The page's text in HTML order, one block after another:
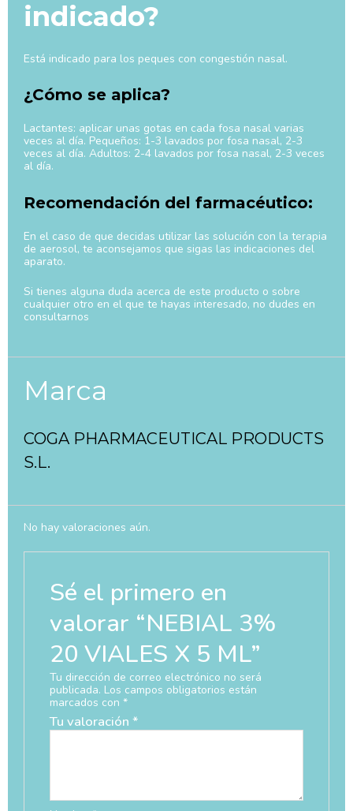
indicado?
Está indicado para los peques con congestión nasal.
¿Cómo se aplica?
Lactantes: aplicar unas gotas en cada fosa nasal varias
veces al día. Pequeños: 1-3 lavados por fosa nasal, 2-3
veces al día. Adultos: 2-4 lavados por fosa nasal, 2-3 veces
al día.
Recomendación del farmacéutico:
En el caso de que decidas utilizar las solución con la terapia
de aerosol, te aconsejamos que sigas las indicaciones del
aparato.
Si tienes alguna duda acerca de este producto o sobre
cualquier otro en el que te hayas interesado, no dudes en
consultarnos
Marca
COGA PHARMACEUTICAL PRODUCTS
S.L.
No hay valoraciones aún.
Sé el primero en
valorar “NEBIAL 3%
20 VIALES X 5 ML”
Tu dirección de correo electrónico no será
publicada. Los campos obligatorios están
marcados con *
Tu valoración *